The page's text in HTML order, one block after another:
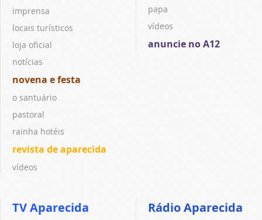
imprensa
locais turísticos
loja oficial
notícias
novena e festa
o santuário
pastoral
rainha hotéis
revista de aparecida
vídeos
papa
vídeos
anuncie no A12
TV Aparecida Rádio Aparecida